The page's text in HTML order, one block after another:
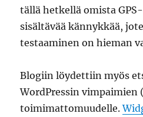
tällä hetkellä omista
sisältävää kännykkää,
testaaminen on hieman
Blogiin löydettiin myös
WordPressin vimpaimien
toimimattomuudelle.